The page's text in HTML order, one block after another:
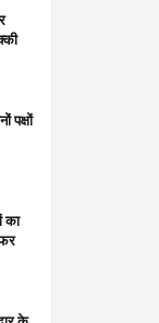
पक्षों
का